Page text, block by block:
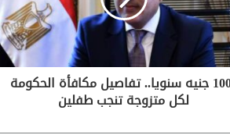
1000 جنيه سنويا.. تفاصيل مكافأة الحكومة
لكل متزوجة تنجب طفلين